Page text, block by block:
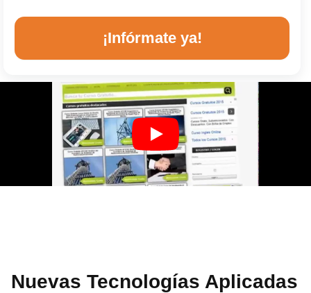
¡Infórmate ya!
Nuevas Tecnologías Aplicadas